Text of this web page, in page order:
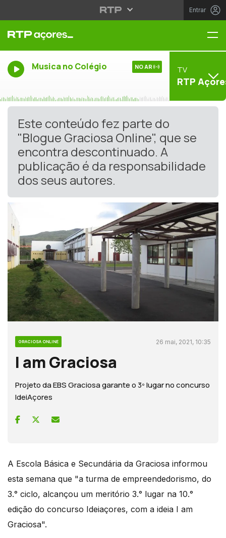
Entrar
Musica no Colégio NO AR TV
RTP
Este conteúdo fez parte do
"Blogue Graciosa Online", que se
encontra descontinuado. A
publicação é da responsabilidade
dos seus autores.
GRACIOSA ONLINE 26 mai, 2021, 10:35
I am Graciosa
Projeto da EBS Graciosa garante o 3º lugar no concurso
IdeiAçores
A Escola Básica e Secundária da Graciosa informou
esta semana que "a turma de empreendedorismo, do
3.° ciclo, alcançou um meritório 3.° lugar na 10.°
edição do concurso Ideiaçores, com a ideia I am
Graciosa".